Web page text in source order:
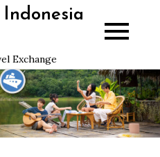
Exchange